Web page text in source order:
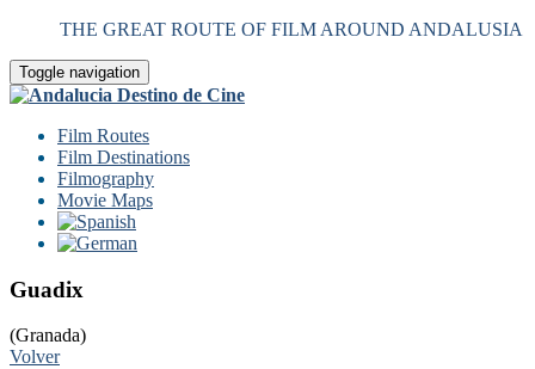
THE GREAT ROUTE OF FILM AROUND ANDALUSIA
Toggle navigation
Film Routes
Film Destinations
Filmography
Movie Maps
Guadix
(Granada)
Volver